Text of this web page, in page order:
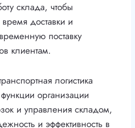
склада, чтобы
доставки и
поставку
клиентам.
логистика
организации
и управления складом,
и эффективность в